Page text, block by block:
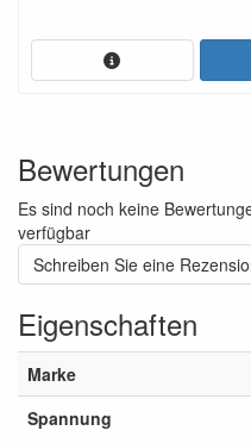
Bewertungen
Es sind noch keine
verfügbar
Schreiben Sie eine
Eigenschaften
Marke
Spannung